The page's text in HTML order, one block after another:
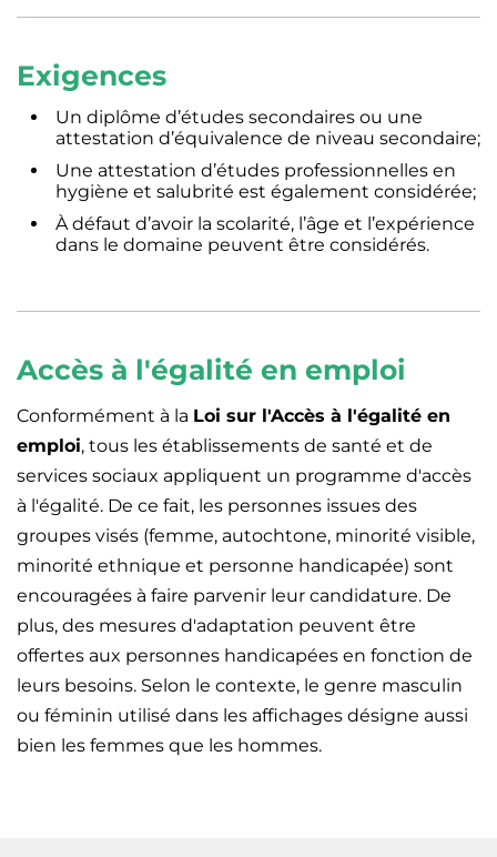
Exigences
Un diplôme d’études secondaires ou une
attestation d’équivalence de niveau secondaire;
Une attestation d’études professionnelles en
hygiène et salubrité est également considérée;
À défaut d’avoir la scolarité, l’âge et l’expérience
dans le domaine peuvent être considérés.
Accès à l'égalité en emploi
Conformément à la Loi sur l'Accès à l'égalité en
emploi, tous les établissements de santé et de
services sociaux appliquent un programme d'accès
à l'égalité. De ce fait, les personnes issues des
groupes visés (femme, autochtone, minorité visible,
minorité ethnique et personne handicapée) sont
encouragées à faire parvenir leur candidature. De
plus, des mesures d'adaptation peuvent être
offertes aux personnes handicapées en fonction de
leurs besoins. Selon le contexte, le genre masculin
ou féminin utilisé dans les affichages désigne aussi
bien les femmes que les hommes.